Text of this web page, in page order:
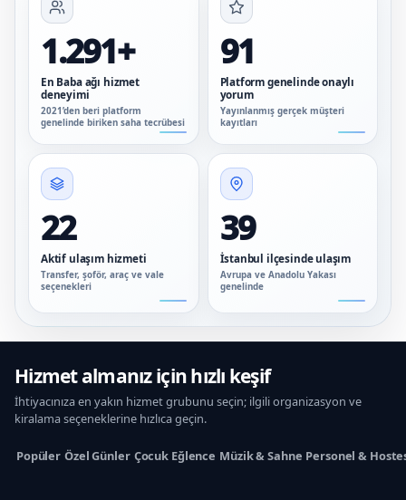
1.291+
En Baba ağı hizmet
deneyimi
2021’den beri platform
genelinde biriken saha tecrübesi
91
Platform genelinde onaylı
yorum
Yayınlanmış gerçek müşteri
kayıtları
22
Aktif ulaşım hizmeti
Transfer, şoför, araç ve vale
seçenekleri
39
İstanbul ilçesinde ulaşım
Avrupa ve Anadolu Yakası
genelinde
Hizmet almanız için hızlı keşif
İhtiyacınıza en yakın hizmet grubunu seçin; ilgili organizasyon ve
kiralama seçeneklerine hızlıca geçin.
Popüler Özel Günler Çocuk Eğlence Müzik & Sahne Personel &